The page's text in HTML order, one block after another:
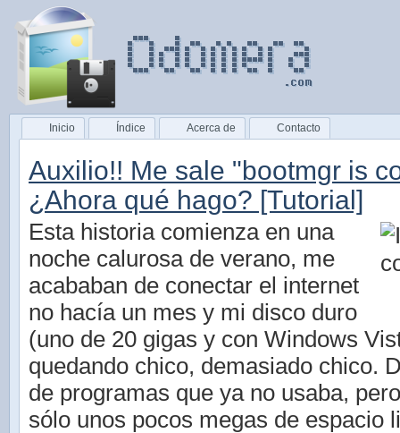
Inicio Índice Acerca de Contacto
Auxilio!! Me sale "bootmgr is
¿Ahora qué hago? [Tutorial]
Esta historia comienza en una
noche calurosa de verano, me
acababan de conectar el internet
no hacía un mes y mi disco duro
(uno de 20 gigas y con Windows
quedando chico, demasiado chico.
de programas que ya no usaba,
sólo unos pocos megas de espacio